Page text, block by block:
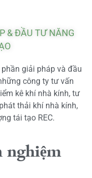
& ĐẦU TƯ NĂNG
giải pháp và đầu
công ty tư vấn
kê khí nhà kính, tư
thải khí nhà kính,
tái tạo REC.
nghiệm